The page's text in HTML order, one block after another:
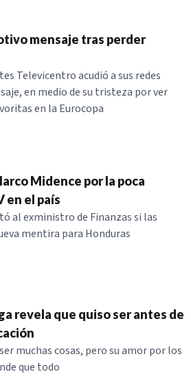
mensaje tras perder
Televicentro acudió a sus redes
en medio de su tristeza por ver
en la Eurocopa
Midence por la poca
en el país
al exministro de Finanzas si las
mentira para Honduras
revela que quiso ser antes de
muchas cosas, pero su amor por los
que todo